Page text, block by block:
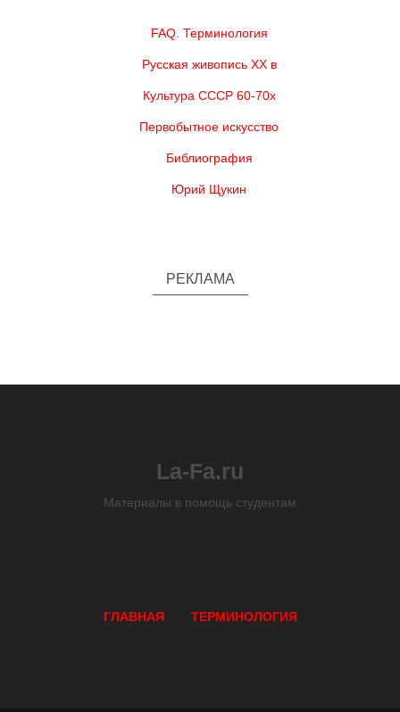
FAQ. Терминология
Русская живопись XX в
Культура СССР 60-70х
Первобытное искусство
Библиография
Юрий Щукин
РЕКЛАМА
La-Fa.ru
Материалы в помощь студентам
ГЛАВНАЯ ТЕРМИНОЛОГИЯ